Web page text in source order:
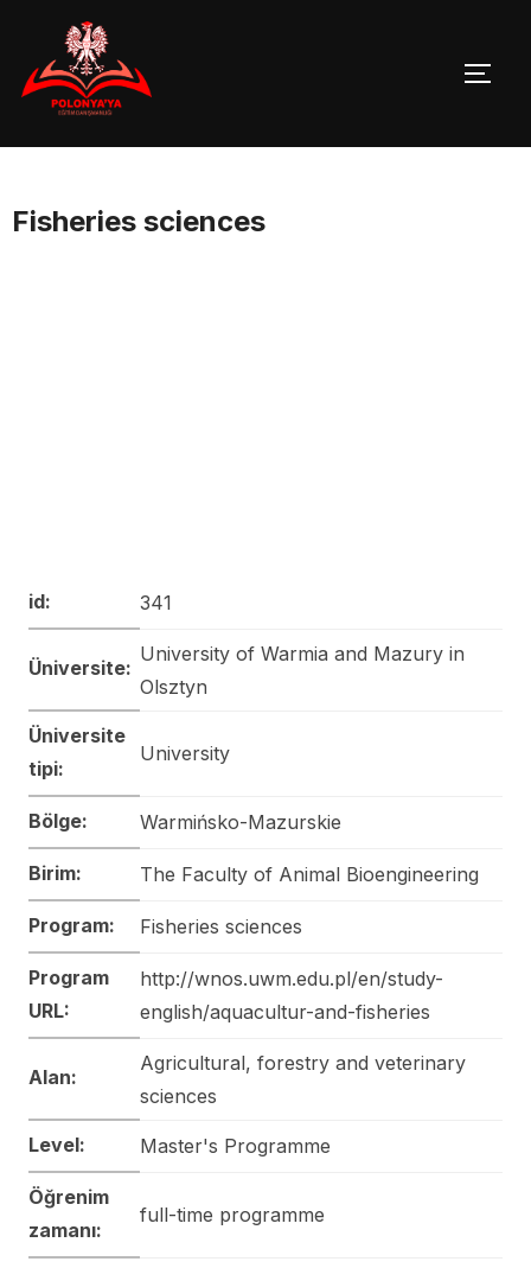
content
Fisheries sciences
id: 341
Üniversite:
University of Warmia and Mazury in
Olsztyn
Üniversite
tipi:
University
Bölge: Warmińsko-Mazurskie
Birim: The Faculty of Animal Bioengineering
Program: Fisheries sciences
Program
URL:
http://wnos.uwm.edu.pl/en/study-
english/aquacultur-and-fisheries
Alan:
Agricultural, forestry and veterinary
sciences
Level: Master's Programme
Öğrenim
zamanı:
full-time programme